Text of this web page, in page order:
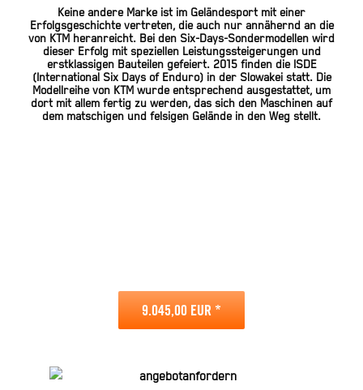
Keine andere Marke ist im Geländesport mit einer
Erfolgsgeschichte vertreten, die auch nur annähernd an die
von KTM heranreicht. Bei den Six-Days-Sondermodellen wird
dieser Erfolg mit speziellen Leistungssteigerungen und
erstklassigen Bauteilen gefeiert. 2015 finden die ISDE
(International Six Days of Enduro) in der Slowakei statt. Die
Modellreihe von KTM wurde entsprechend ausgestattet, um
dort mit allem fertig zu werden, das sich den Maschinen auf
dem matschigen und felsigen Gelände in den Weg stellt.
9.045,00 EUR *